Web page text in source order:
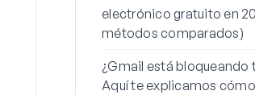
electrónico gratuito en
métodos comparados)
¿Gmail está bloqueando
Aquí te explicamos